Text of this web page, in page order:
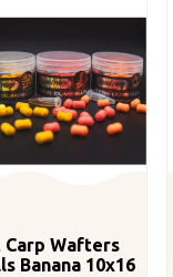
Carp Wafters
Banana 10x16